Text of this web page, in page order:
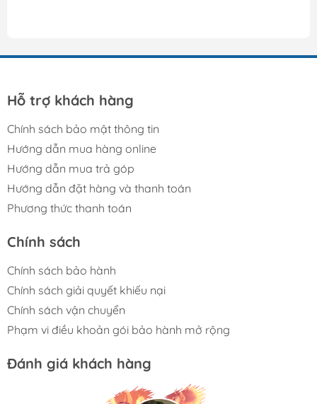
Hỗ trợ khách hàng
Chính sách bảo mật thông tin
Hướng dẫn mua hàng online
Hướng dẫn mua trả góp
Hướng dẫn đặt hàng và thanh toán
Phương thức thanh toán
Chính sách
Chính sách bảo hành
Chính sách giải quyết khiếu nại
Chính sách vận chuyển
Phạm vi điều khoản gói bảo hành mở rộng
Đánh giá khách hàng